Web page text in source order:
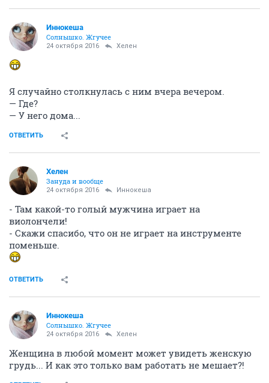
Иннокеша
Солнышко. Жгучее
24 октября 2016 Хелен
Я случайно столкнулась с ним вчера вечером.
— Где?
— У него дома...
ОТВЕТИТЬ
Хелен
Зануда и вообще
24 октября 2016 Иннокеша
- Там какой-то голый мужчина играет на
виолончели!
- Скажи спасибо, что он не играет на инструменте
поменьше.
ОТВЕТИТЬ
Иннокеша
Солнышко. Жгучее
24 октября 2016 Хелен
Женщина в любой момент может увидеть женскую
грудь... И как это только вам работать не мешает?!